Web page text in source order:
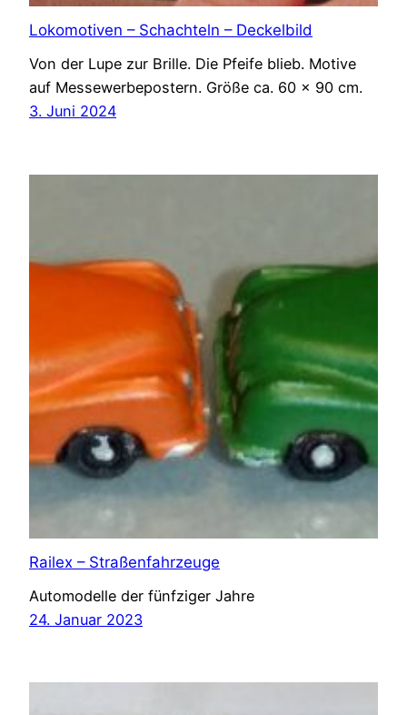
Lokomotiven – Schachteln – Deckelbild
Von der Lupe zur Brille. Die Pfeife blieb. Motive
auf Messewerbepostern. Größe ca. 60 x 90 cm.
3. Juni 2024
Railex – Straßenfahrzeuge
Automodelle der fünfziger Jahre
24. Januar 2023